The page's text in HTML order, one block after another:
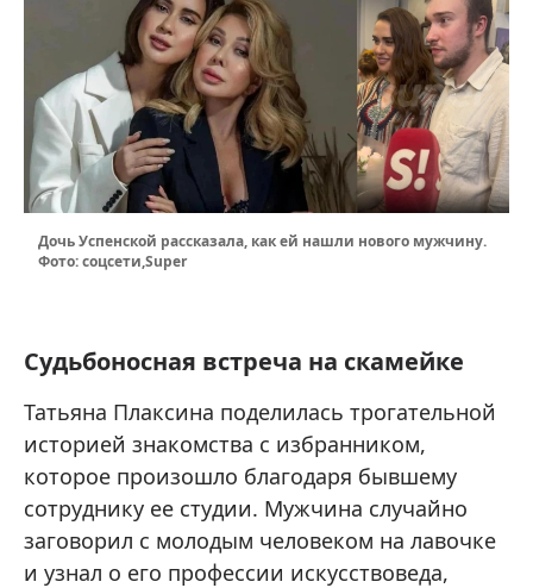
Дочь Успенской рассказала, как ей нашли нового мужчину.
Фото: соцсети,Super
Судьбоносная встреча на скамейке
Татьяна Плаксина поделилась трогательной
историей знакомства с избранником,
которое произошло благодаря бывшему
сотруднику ее студии. Мужчина случайно
заговорил с молодым человеком на лавочке
и узнал о его профессии искусствоведа,